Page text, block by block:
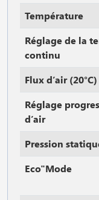
Température
Réglage de la
continu
Flux d’air (20°C)
Réglage
d’air
Pression
Eco"Mode